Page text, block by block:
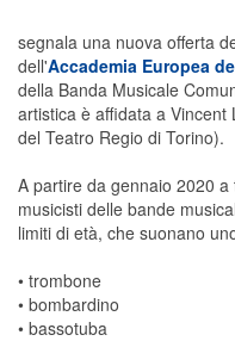
segnala una nuova offerta
dell'Accademia Europea
della Banda Musicale
artistica è affidata a Vincent
del Teatro Regio di Torino).
A partire da gennaio 2020
musicisti delle bande
limiti di età, che suonano
• trombone
• bombardino
• bassotuba